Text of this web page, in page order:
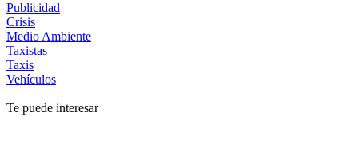
Publicidad
Crisis
Medio Ambiente
Taxistas
Taxis
Vehículos
Te puede interesar